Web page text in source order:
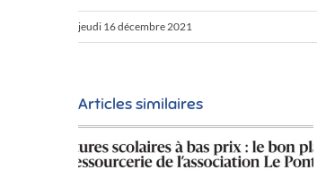
jeudi 16 décembre 2021
Articles similaires